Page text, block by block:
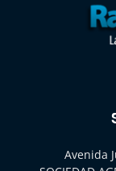
Avenida